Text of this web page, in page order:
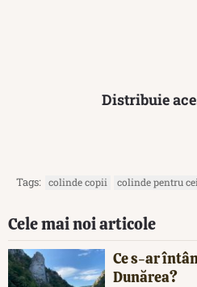
Distribuie
Tags: colinde copii colinde pentru
Cele mai noi articole
Ce s-ar
Dunărea?